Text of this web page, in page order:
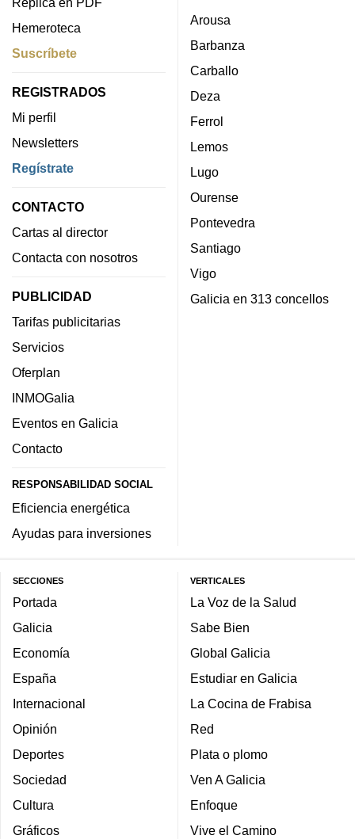
Hemeroteca
Suscríbete
REGISTRADOS
Mi perfil
Newsletters
Regístrate
CONTACTO
Cartas al director
Contacta con nosotros
PUBLICIDAD
Tarifas publicitarias
Servicios
Oferplan
INMOGalia
Eventos en Galicia
Contacto
RESPONSABILIDAD SOCIAL
Eficiencia energética
Ayudas para inversiones
Arousa
Barbanza
Carballo
Deza
Ferrol
Lemos
Lugo
Ourense
Pontevedra
Santiago
Vigo
Galicia en 313 concellos
SECCIONES
Portada
Galicia
Economía
España
Internacional
Opinión
Deportes
Sociedad
Cultura
Gráficos
VERTICALES
La Voz de la Salud
Sabe Bien
Global Galicia
Estudiar en Galicia
La Cocina de Frabisa
Red
Plata o plomo
Ven A Galicia
Enfoque
Vive el Camino